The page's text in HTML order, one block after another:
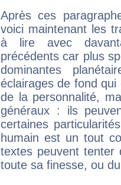
Après ces
voici maintenant les
à lire avec
précédents car plus
dominantes
éclairages de fond
de la personnalité,
généraux : ils
certaines
humain est un tout
textes peuvent tenter
toute sa finesse, ou